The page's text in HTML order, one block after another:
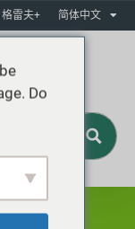
格雷夫+ 简体中文
Do